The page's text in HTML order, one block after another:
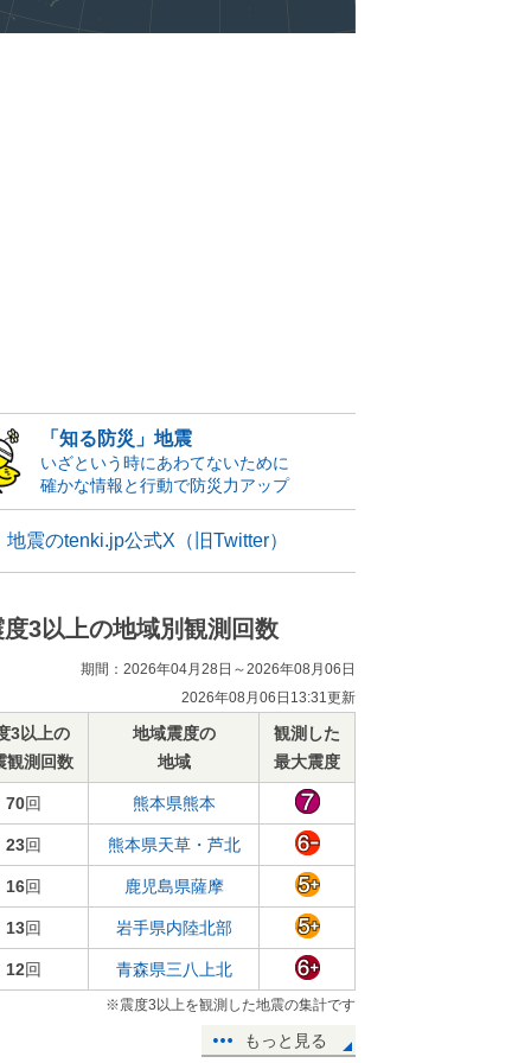
「知る防災」地震
いざという時にあわてないために
確かな情報と行動で防災力アップ
地震のtenki.jp公式X（旧Twitter）
度3以上の地域別観測回数
期間：2026年04月28日～2026年08月06日
2026年08月06日13:31更新
3以上の
観測回数
地域震度の
地域
観測した
最大震度
70回 熊本県熊本
23回 熊本県天草・芦北
16回 鹿児島県薩摩
13回 岩手県内陸北部
12回 青森県三八上北
※震度3以上を観測した地震の集計です
もっと見る